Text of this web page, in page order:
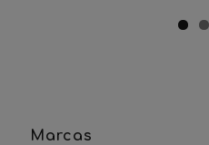
Marcas